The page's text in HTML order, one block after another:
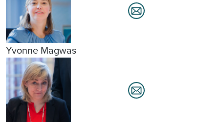
Yvonne Magwas